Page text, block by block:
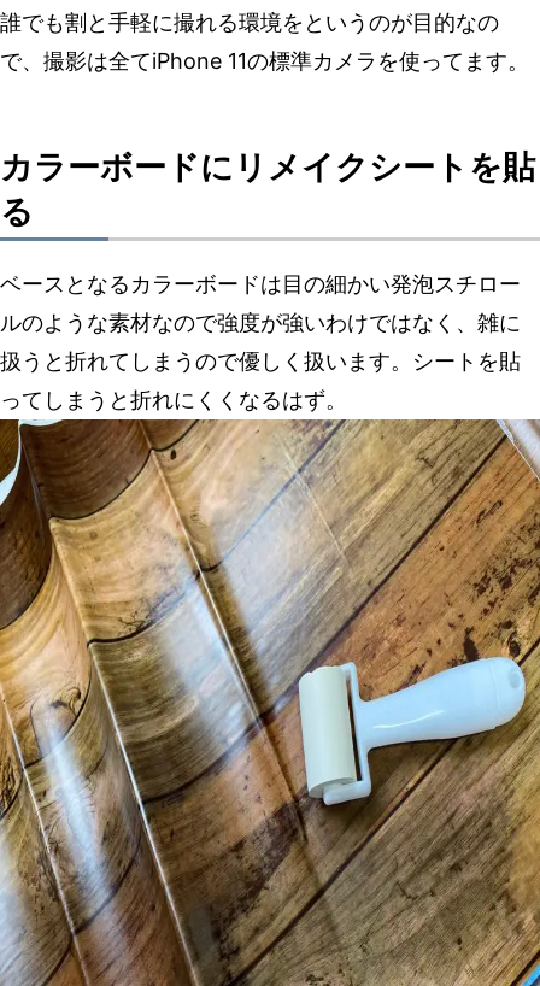
誰でも割と手軽に撮れる環境をというのが目的なの
で、撮影は全てiPhone 11の標準カメラを使ってます。
カラーボードにリメイクシートを貼
る
ベースとなるカラーボードは目の細かい発泡スチロー
ルのような素材なので強度が強いわけではなく、雑に
扱うと折れてしまうので優しく扱います。シートを貼
ってしまうと折れにくくなるはず。